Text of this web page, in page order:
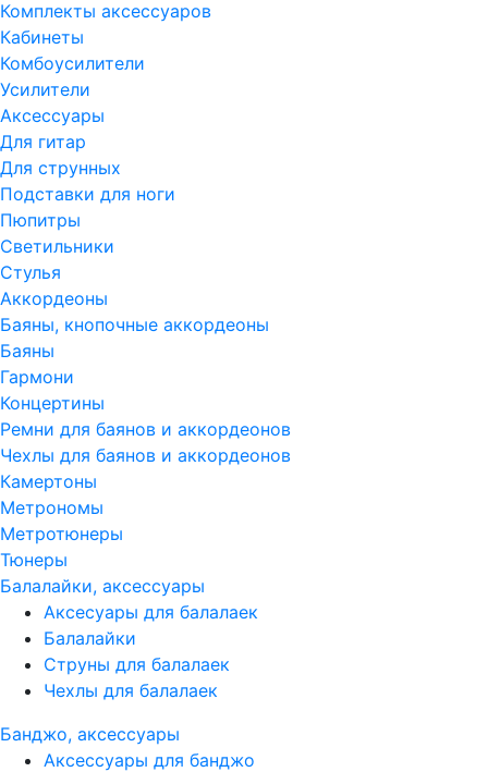
Комплекты аксессуаров
Кабинеты
Комбоусилители
Усилители
Аксессуары
Для гитар
Для струнных
Подставки для ноги
Пюпитры
Светильники
Стулья
Аккордеоны
Баяны, кнопочные аккордеоны
Баяны
Гармони
Концертины
Ремни для баянов и аккордеонов
Чехлы для баянов и аккордеонов
Камертоны
Метрономы
Метротюнеры
Тюнеры
Балалайки, аксессуары
Аксесуары для балалаек
Балалайки
Струны для балалаек
Чехлы для балалаек
Банджо, аксессуары
Аксессуары для банджо